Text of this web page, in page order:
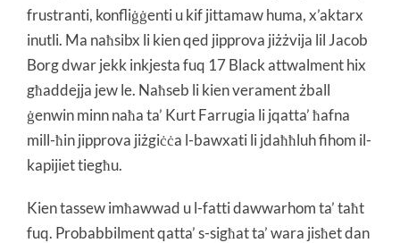
frustranti, konfliġġenti u kif jittamaw huma, x’aktarx
inutli. Ma naħsibx li kien qed jipprova jiżżvija lil Jacob
Borg dwar jekk inkjesta fuq 17 Black attwalment hix
għaddejja jew le. Naħseb li kien verament żball
ġenwin minn naħa ta’ Kurt Farrugia li jqatta’ ħafna
mill-ħin jipprova jiżgiċċa l-bawxati li jdaħħluh fihom il-
kapijiet tiegħu.
Kien tassew imħawwad u l-fatti dawwarhom ta’ taħt
fuq. Probabbilment qatta’ s-sigħat ta’ wara jisħet dan